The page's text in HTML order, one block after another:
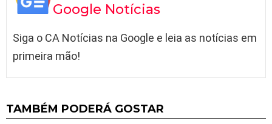
Google Notícias
Siga o CA Notícias na Google e leia as notícias em
primeira mão!
TAMBÉM PODERÁ GOSTAR